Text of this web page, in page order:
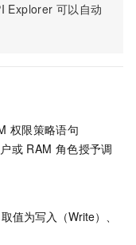
Explorer 可以自动
权限策略语句
或 RAM 角色授予调
值为写入（Write）、